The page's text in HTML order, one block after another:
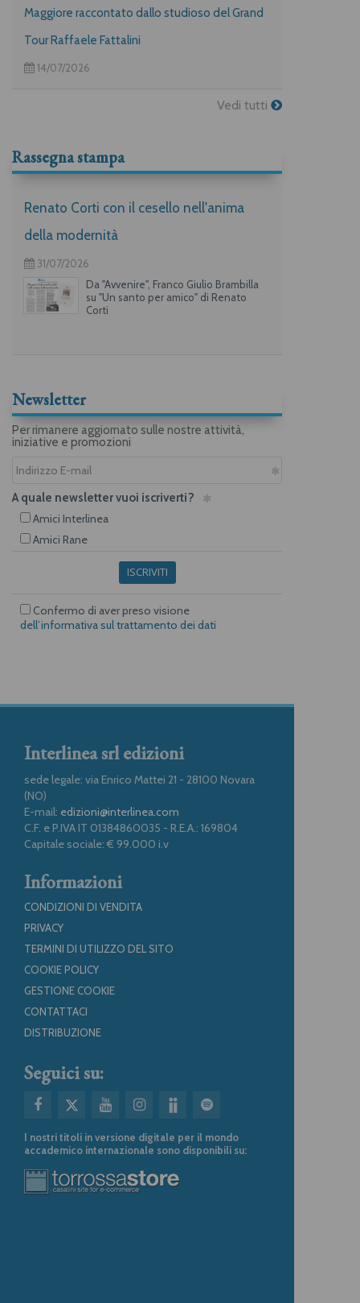
Maggiore raccontato dallo studioso del Grand
Tour Raffaele Fattalini
14/07/2026
Vedi tutti
Rassegna stampa
Renato Corti con il cesello nell'anima
della modernità
31/07/2026
Da "Avvenire", Franco Giulio Brambilla
su "Un santo per amico" di Renato
Corti
Newsletter
Per rimanere aggiornato sulle nostre attività,
iniziative e promozioni
A quale newsletter vuoi iscriverti?
Amici Interlinea
Amici Rane
ISCRIVITI
Confermo di aver preso visione
dell’informativa sul trattamento dei dati
Interlinea srl edizioni
sede legale: via Enrico Mattei 21 - 28100 Novara
(NO)
E-mail: edizioni@interlinea.com
C.F. e P.IVA IT 01384860035 - R.E.A.: 169804
Capitale sociale: € 99.000 i.v
Informazioni
CONDIZIONI DI VENDITA
PRIVACY
TERMINI DI UTILIZZO DEL SITO
COOKIE POLICY
GESTIONE COOKIE
CONTATTACI
DISTRIBUZIONE
Seguici su:
I nostri titoli in versione digitale per il mondo
accademico internazionale sono disponibili su: